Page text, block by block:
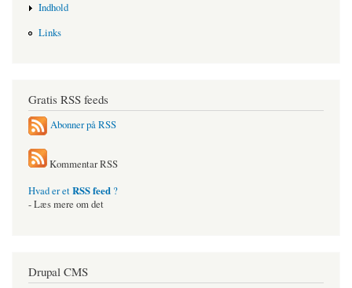
Indhold
Links
Gratis RSS feeds
Abonner på RSS
Kommentar RSS
Hvad er etRSS feed ?
- Læs mere om det
Drupal CMS